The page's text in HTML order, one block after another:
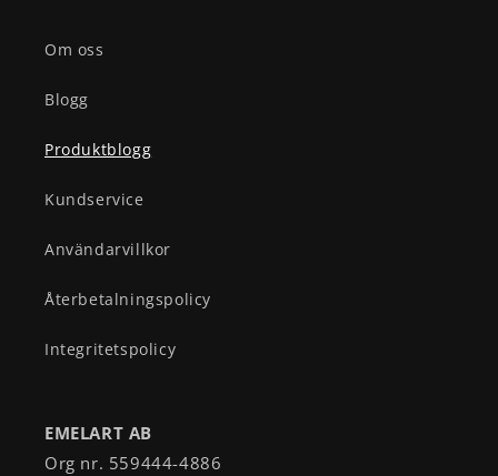
Om oss
Blogg
Produktblogg
Kundservice
Användarvillkor
Återbetalningspolicy
Integritetspolicy
EMELART AB
Org nr. 559444-4886